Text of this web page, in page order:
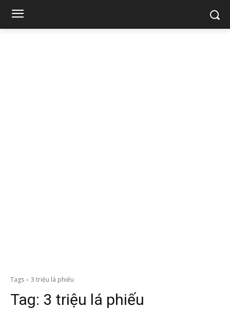
Tags 3 triệu lá phiếu
Tag: 3 triệu lá phiếu